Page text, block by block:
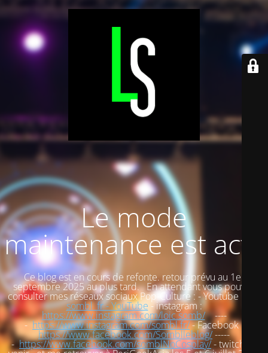
Le mode
maintenance est actif
Ce blog est en cours de refonte. retour prévu au 1er
septembre 2025 au plus tard. En attendant vous pouvez
consulter mes réseaux sociaux Pop-Culture : - Youtube :
sombl_fr - YouTube - instagram :
https://www.instagram.com/loic.somb/----
-https://www.instagram.com/sombl.fr/- Facebook :
https://www.facebook.com/Somblleblog/-----
-https://www.facebook.com/somblNoCosplay/- twitch : à